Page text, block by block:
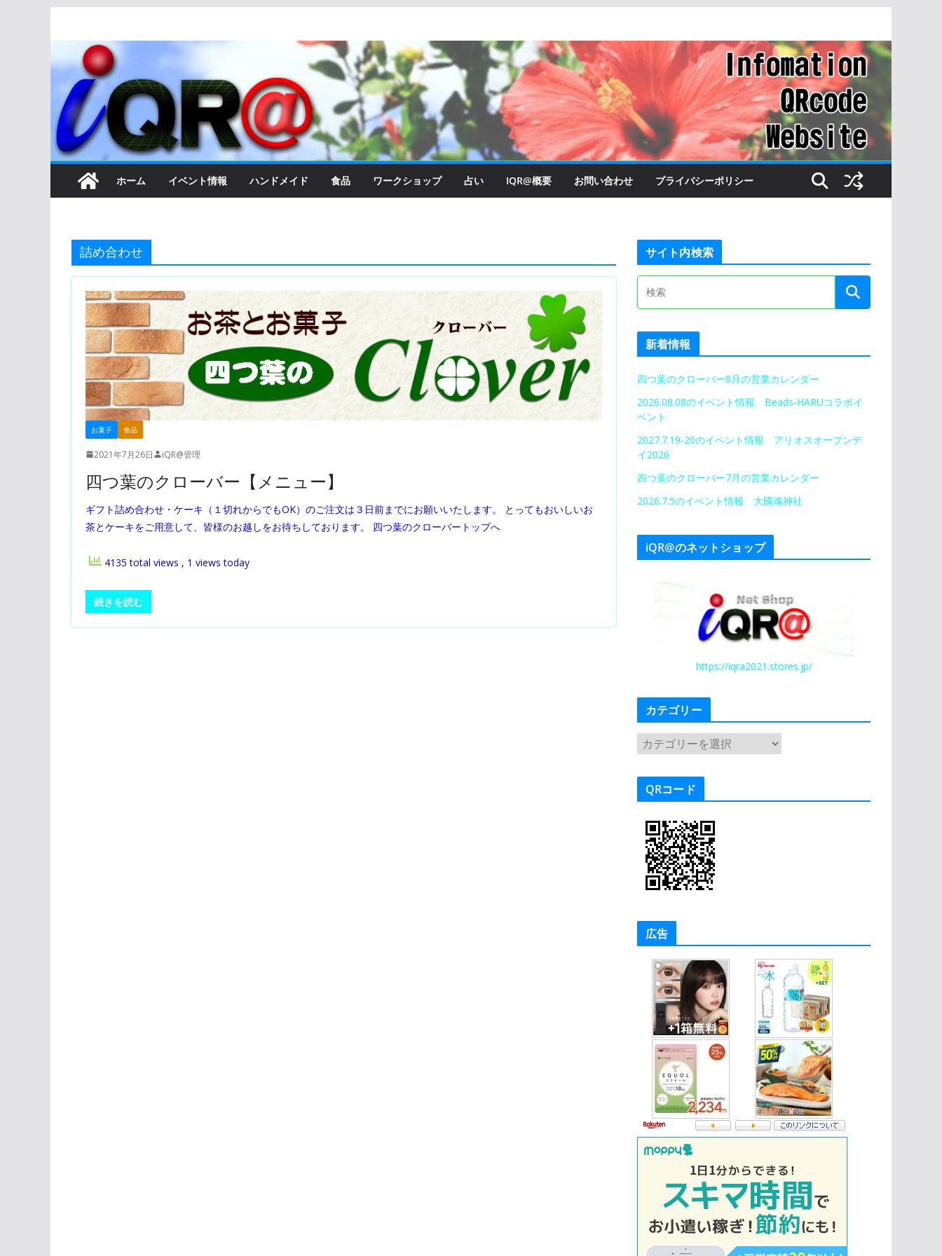
へ
ス
キ
ホーム イベント情報 ハンドメイド 食品 ワークショップ 占い IQR@概要 お問い合わせ プライバシーポリシー
詰め合わせ
お菓子 食品
2021年7月26日 iQR@管理
四つ葉のクローバー【メニュー】
ギフト詰め合わせ・ケーキ（１切れからでもOK）のご注文は３日前までにお願いいたします。 とってもおいしいお
茶とケーキをご用意して、皆様のお越しをお待ちしております。 四つ葉のクローバートップへ
4135 total views , 1 views today
続きを読む
サイト内検索
新着情報
四つ葉のクローバー8月の営業カレンダー
2026.08.08のイベント情報 Beads-HARUコラボイ
ベント
2027.7.19-20のイベント情報 アリオスオープンデ
イ2026
四つ葉のクローバー7月の営業カレンダー
2026.7.5のイベント情報 大國魂神社
iQR@のネットショップ
https://iqra2021.stores.jp/
カテゴリー
カ
ゴ
QRコード
広告